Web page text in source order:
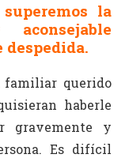
la
despedida.
familiar querido
haberle
gravemente y
Es difícil